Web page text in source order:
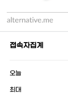
접속자집계
오늘
최대